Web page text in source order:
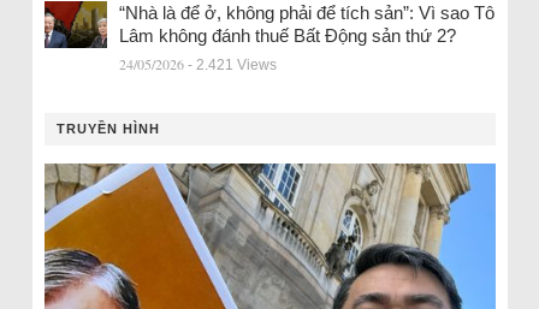
“Nhà là để ở, không phải để tích sản”: Vì sao Tô
Lâm không đánh thuế Bất Động sản thứ 2?
24/05/2026 - 2.421 Views
TRUYỀN HÌNH